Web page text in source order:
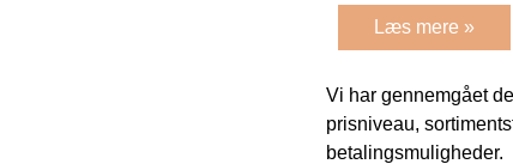
Læs mere »
Vi har gennemgået
prisniveau,
betalingsmuligheder.